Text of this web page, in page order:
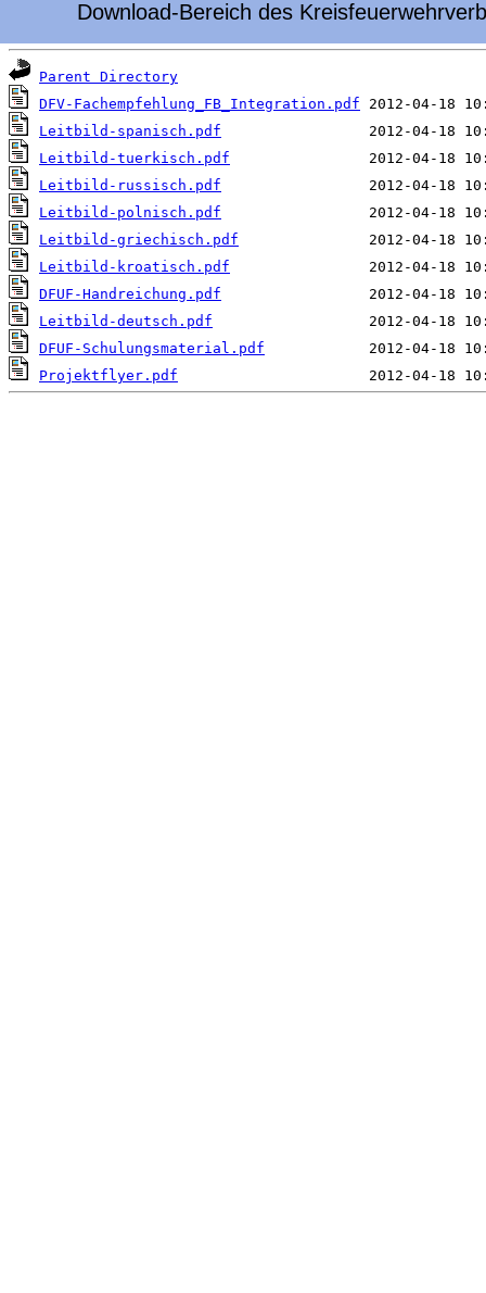
Download-Bereich des
Parent Directory
DFV-Fachempfehlung_FB_Integration.pdf
Leitbild-spanisch.pdf
Leitbild-tuerkisch.pdf
Leitbild-russisch.pdf
Leitbild-polnisch.pdf
Leitbild-griechisch.pdf
Leitbild-kroatisch.pdf
DFUF-Handreichung.pdf
Leitbild-deutsch.pdf
DFUF-Schulungsmaterial.pdf
Projektflyer.pdf